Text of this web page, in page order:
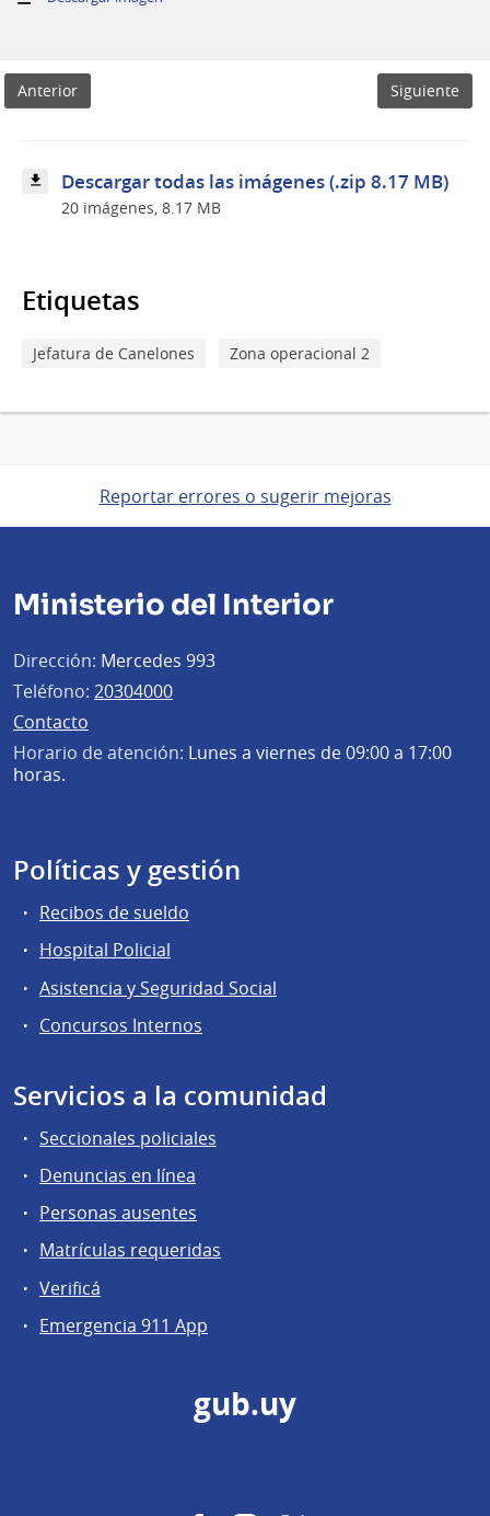
Anterior
Siguiente
Descargar todas las imágenes (.zip 8.17 MB)
20 imágenes, 8.17 MB
Etiquetas
Jefatura de Canelones Zona operacional 2
Reportar errores o sugerir mejoras
Ministerio del Interior
Dirección: Mercedes 993
Teléfono: 20304000
Contacto
Horario de atención: Lunes a viernes de 09:00 a 17:00
horas.
Políticas y gestión
Recibos de sueldo
Hospital Policial
Asistencia y Seguridad Social
Concursos Internos
Servicios a la comunidad
Seccionales policiales
Denuncias en línea
Personas ausentes
Matrículas requeridas
Verificá
Emergencia 911 App
gub.uy